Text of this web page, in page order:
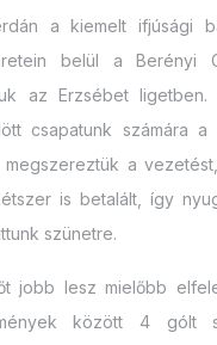
a kiemelt ifjúsági
belül a Berényi
az Erzsébet ligetben.
csapatunk számára a
megszereztük a
is betalált, így
szünetre.
jobb lesz mielőbb
között 4 gólt